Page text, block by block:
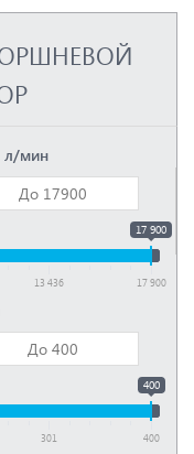
л/мин
17 900
13 436 17 900
400
301 400